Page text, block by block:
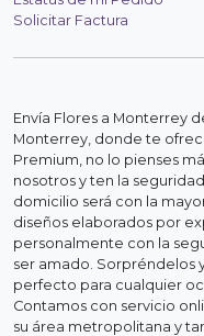
Solicitar Factura
Envía Flores a Monterrey
Monterrey, donde te
Premium, no lo pienses
nosotros y ten la
domicilio será con la
diseños elaborados por
personalmente con la
ser amado. Sorpréndelos
perfecto para cualquier
Contamos con servicio
su área metropolitana y